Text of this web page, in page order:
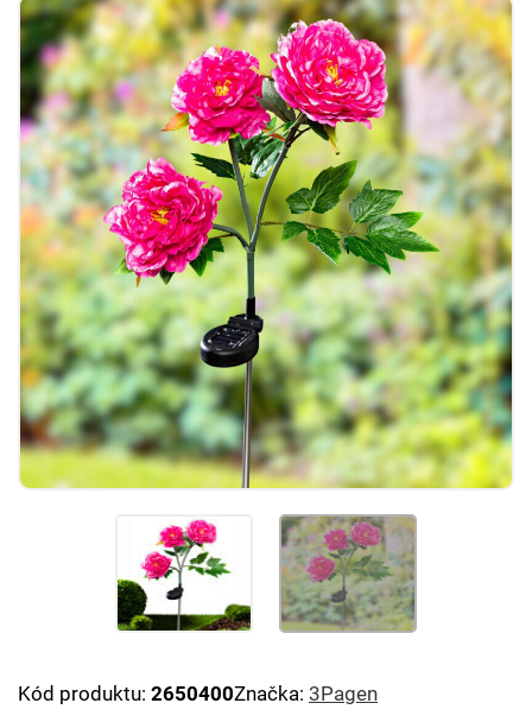
Kód produktu: 2650400Značka: 3Pagen